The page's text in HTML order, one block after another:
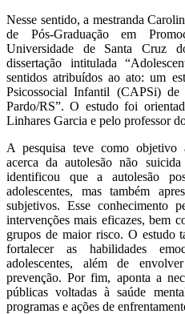
Nesse sentido, a mestranda
de Pós-Graduação em
Universidade de Santa Cruz
dissertação intitulada
sentidos atribuídos ao ato: um
Psicossocial Infantil (CAPSi)
Pardo/RS”. O estudo foi
Linhares Garcia e pelo professor
A pesquisa teve como objetivo
acerca da autolesão não
identificou que a autolesão
adolescentes, mas também
subjetivos. Esse conhecimento
intervenções mais eficazes, bem
grupos de maior risco. O estudo
fortalecer as habilidades
adolescentes, além de
prevenção. Por fim, aponta a
públicas voltadas à saúde
programas e ações de